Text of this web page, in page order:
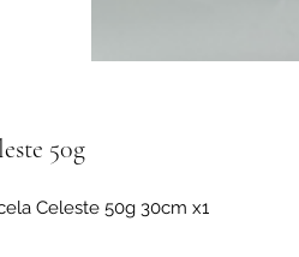
50g
Celeste 50g 30cm x1